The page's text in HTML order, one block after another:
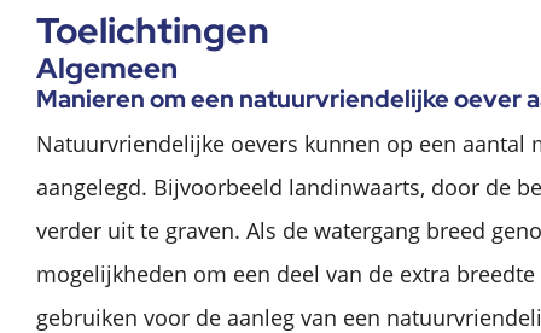
Toelichtingen
Algemeen
Manieren om een natuurvriendelijke oever
Natuurvriendelijke oevers kunnen op een aantal
aangelegd. Bijvoorbeeld landinwaarts, door de
verder uit te graven. Als de watergang breed
mogelijkheden om een deel van de extra
gebruiken voor de aanleg van een